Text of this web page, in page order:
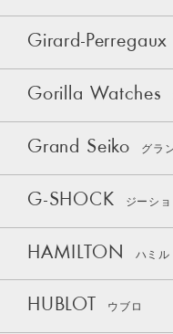
Girard-Perregaux
Gorilla Watches
Grand Seiko グラ
G-SHOCK ジーシ
HAMILTON ハミル
HUBLOT ウブロ